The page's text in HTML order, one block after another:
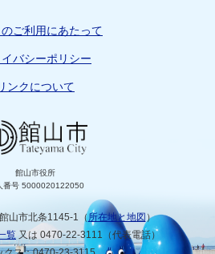
館山市役所
番号 5000020122050
山市北条1145-1（所在地と地図 ）
覧 又は 0470-22-3111（代表電話）
ご利用にあたって
バシーポリシー
ンクについて